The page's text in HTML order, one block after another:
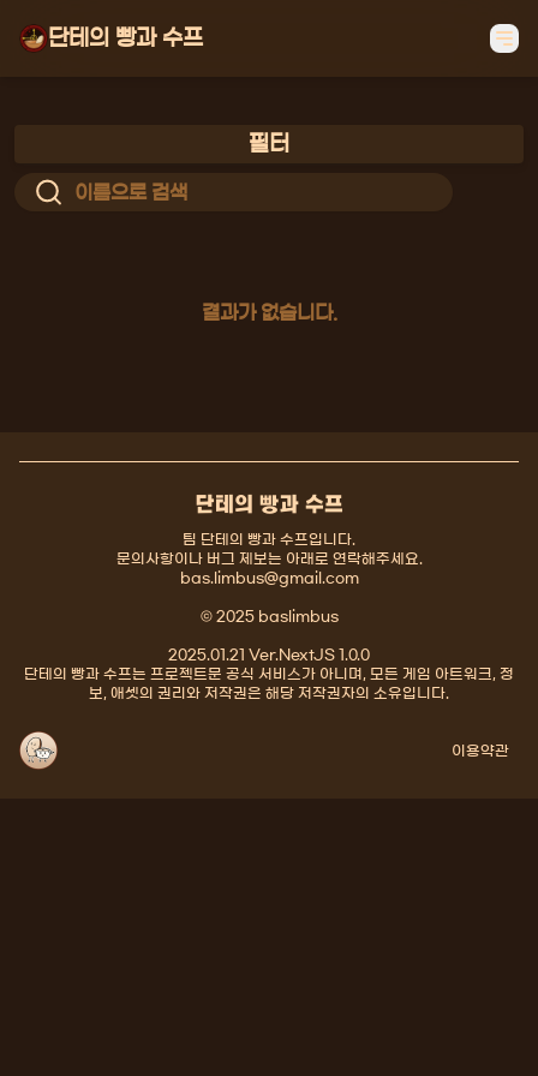
단테의 빵과 수프
필터
결과가 없습니다.
단테의 빵과 수프
팀 단테의 빵과 수프입니다.
문의사항이나 버그 제보는 아래로 연락해주세요.
bas.limbus@gmail.com
© 2025 baslimbus
2025.01.21 Ver.NextJS 1.0.0
단테의 빵과 수프는 프로젝트문 공식 서비스가 아니며, 모든 게임 아트워크, 정
보, 애셋의 권리와 저작권은 해당 저작권자의 소유입니다.
이용약관